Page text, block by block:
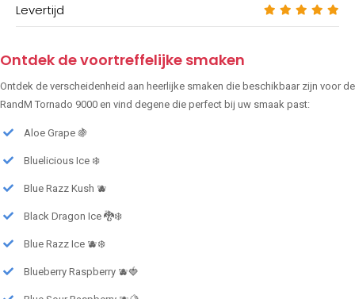
Levertijd
Ontdek de voortreffelijke smaken
Ontdek de verscheidenheid aan heerlijke smaken die beschikbaar zijn voor de
RandM Tornado 9000 en vind degene die perfect bij uw smaak past:
Aloe Grape 🍇
Bluelicious Ice ❄️
Blue Razz Kush 🫐
Black Dragon Ice 🐉❄️
Blue Razz Ice 🫐❄️
Blueberry Raspberry 🫐🍓